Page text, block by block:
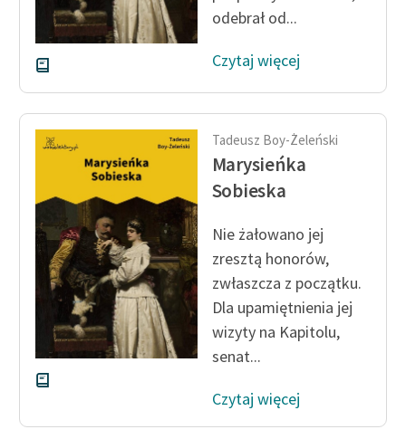
odebrał od...
Czytaj więcej
Tadeusz Boy-Żeleński
Marysieńka
Sobieska
Nie żałowano jej
zresztą honorów,
zwłaszcza z początku.
Dla upamiętnienia jej
wizyty na Kapitolu,
senat...
Czytaj więcej